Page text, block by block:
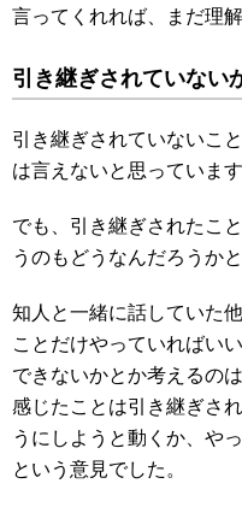
言ってくれれば、まだ理
引き継ぎされていない
引き継ぎされていないこ
は言えないと思っています
でも、引き継ぎされたこ
うのもどうなんだろうか
知人と一緒に話していた
ことだけやっていればい
できないかとか考えるの
感じたことは引き継ぎさ
うにしようと動くか、や
という意見でした。